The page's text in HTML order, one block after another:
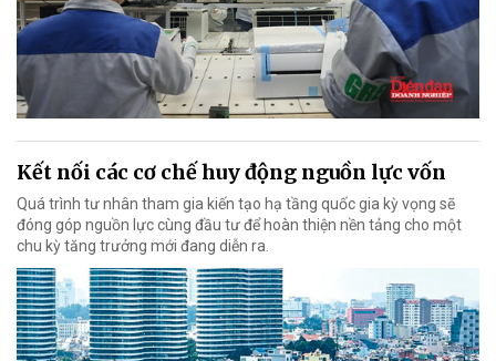
Kết nối các cơ chế huy động nguồn lực vốn
Quá trình tư nhân tham gia kiến tạo hạ tầng quốc gia kỳ vọng sẽ
đóng góp nguồn lực cùng đầu tư để hoàn thiện nền tảng cho một
chu kỳ tăng trưởng mới đang diễn ra.